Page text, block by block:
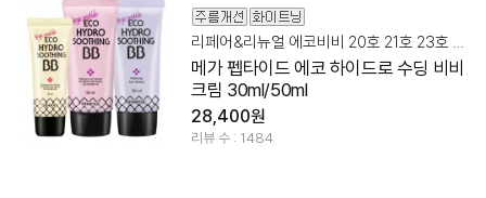
리페어&리뉴얼 에코비비 20호 21호 23호 선택구입
메가 펩타이드 에코 하이드로 수딩 비비
크림 30ml/50ml
28,400원
리뷰 수 : 1484